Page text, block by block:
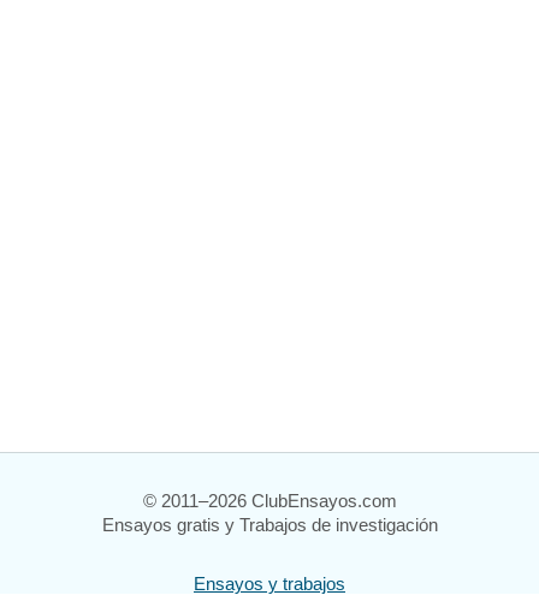
© 2011–2026 ClubEnsayos.com
Ensayos gratis y Trabajos de investigación
Ensayos y trabajos